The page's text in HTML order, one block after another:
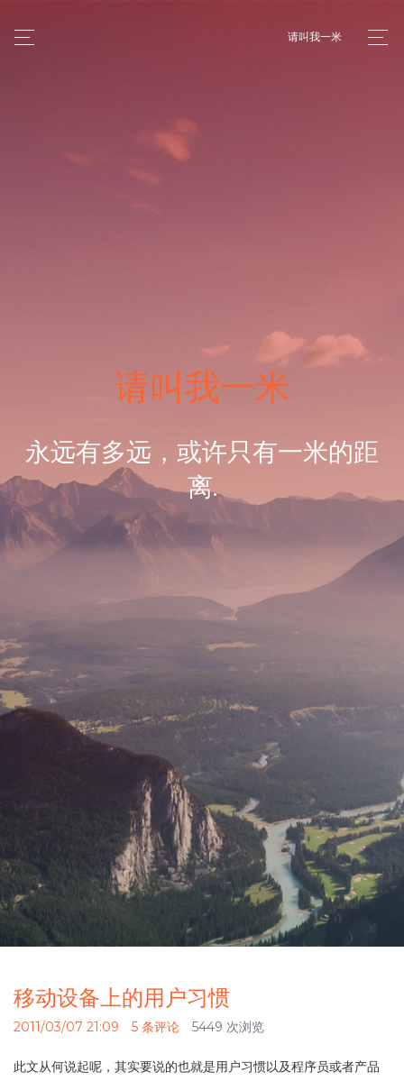
请叫我一米
请叫我一米
永远有多远，或许只有一米的距
离.
移动设备上的用户习惯
2011/03/07 21:09 5 条评论 5449 次浏览
此文从何说起呢，其实要说的也就是用户习惯以及程序员或者产品